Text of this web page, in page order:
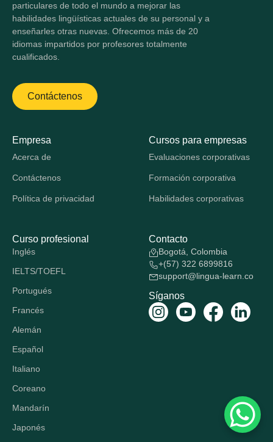
particulares de todo el mundo a mejorar las
habilidades lingüísticas actuales de su personal y a
enseñarles otras nuevas. Ofrecemos más de 20
idiomas impartidos por profesores totalmente
cualificados.
Contáctenos
Empresa
Acerca de
Contáctenos
Política de privacidad
Cursos para empresas
Evaluaciones corporativas
Formación corporativa
Habilidades corporativas
Curso profesional
Inglés
IELTS/TOEFL
Portugués
Francés
Alemán
Español
Italiano
Coreano
Mandarín
Japonés
Contacto
Bogotá, Colombia
+(57) 322 6899816
support@lingua-learn.co
Síganos